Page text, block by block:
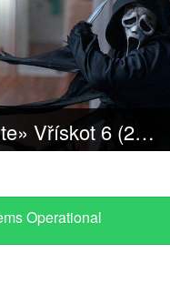
«Sledujte» Vřískot 6 (2023) CELÝ FILM 𝐎𝐍𝐋𝐈𝐍𝐄 CZ DABING I TITULKY
Operational